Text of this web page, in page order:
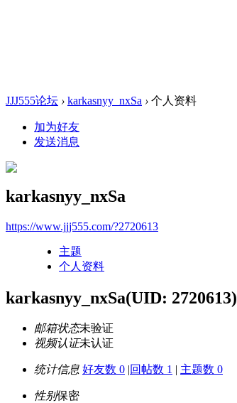
JJJ555论坛 › karkasnyy_nxSa › 个人资料
加为好友
发送消息
karkasnyy_nxSa
https://www.jjj555.com/?2720613
主题
个人资料
karkasnyy_nxSa(UID: 2720613)
邮箱状态未验证
视频认证未认证
统计信息 好友数 0 |回帖数 1 | 主题数 0
性别保密